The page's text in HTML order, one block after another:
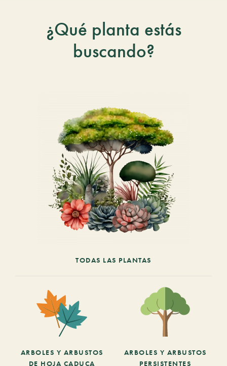
¿Qué planta estás
buscando?
TODAS LAS PLANTAS
ARBOLES Y ARBUSTOS
DE HOJA CADUCA
ARBOLES Y ARBUSTOS
PERSISTENTES